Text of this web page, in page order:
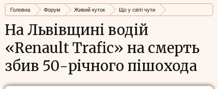
Головна Форум Живий куток
Що у світі чути
На Львівщині водій
«Renault Trafic» на смерть
збив 50-річного пішохода